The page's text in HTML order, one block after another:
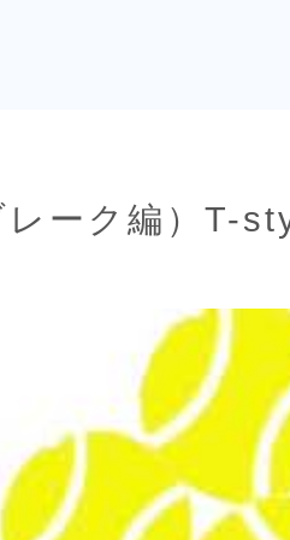
レーク編）T-